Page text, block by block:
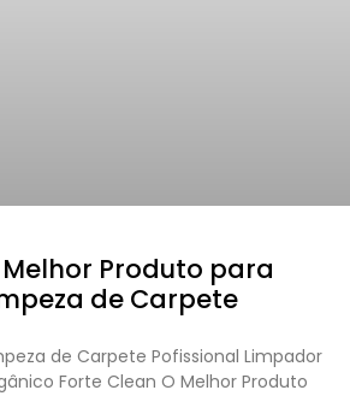
Melhor Produto para
de Carpete
de Carpete Pofissional Limpador
Forte Clean O Melhor Produto